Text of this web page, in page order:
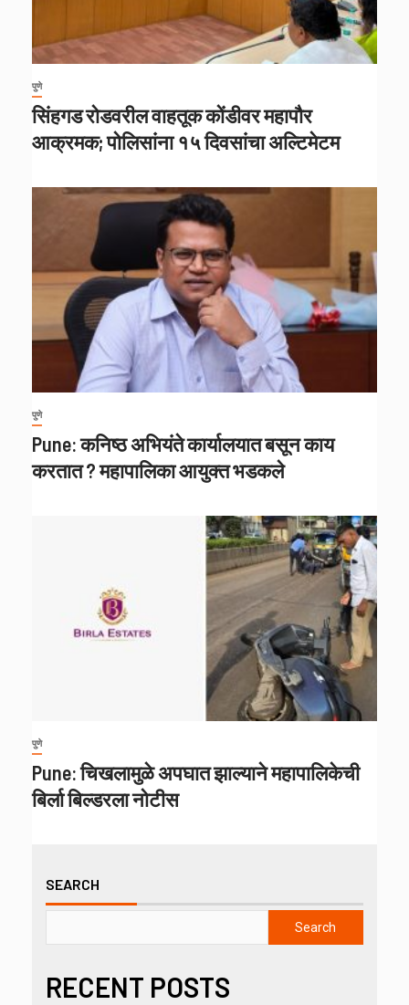
पुणे
सिंहगड रोडवरील वाहतूक कोंडीवर महापौर
आक्रमक; पोलिसांना १५ दिवसांचा अल्टिमेटम
पुणे
Pune: कनिष्ठ अभियंते कार्यालयात बसून काय
करतात ? महापालिका आयुक्त भडकले
पुणे
Pune: चिखलामुळे अपघात झाल्याने महापालिकेची
बिर्ला बिल्डरला नोटीस
SEARCH
Search
RECENT POSTS